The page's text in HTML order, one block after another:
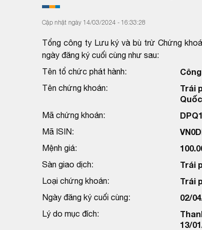
Cập nhật ngày 14/03/2024 - 16:33:28
Tổng công ty Lưu ký và bù trừ Chứng
ngày đăng ký cuối cùng như sau:
Tên tổ chức phát hành:
Tên chứng khoán:
Trái
Mã chứng khoán:
Mã ISIN:
Mệnh giá:
Sàn giao dịch: Trái
Loại chứng khoán: Trái
Ngày đăng ký cuối cùng: 02/
Lý do mục đích:
13/